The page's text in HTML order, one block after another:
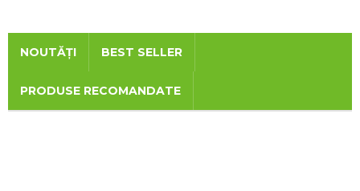
NOUTĂȚI BEST SELLER
PRODUSE RECOMANDATE